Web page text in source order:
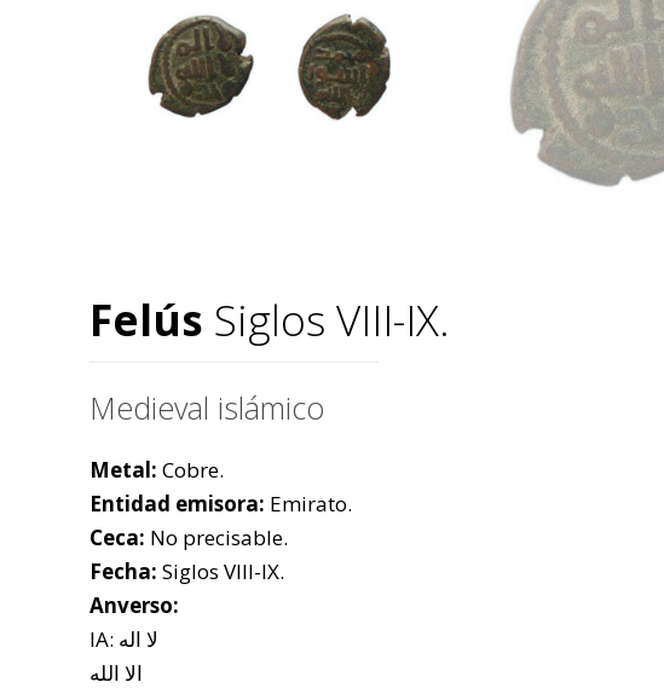
Felús Siglos VIII-IX.
Medieval islámico
Metal: Cobre.
Entidad emisora: Emirato.
Ceca: No precisable.
Fecha: Siglos VIII-IX.
Anverso:
IA: لا اله
الا الله